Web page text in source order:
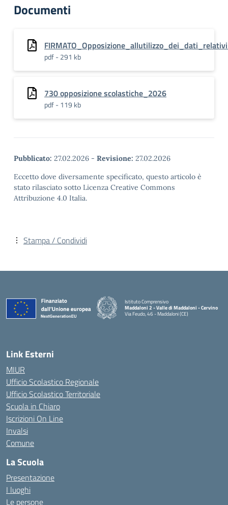
Documenti
pdf - 291 kb
730 opposizione scolastiche_2026
pdf - 119 kb
Pubblicato: 27.02.2026 - Revisione: 27.02.2026
Eccetto dove diversamente specificato, questo articolo è
stato rilasciato sotto Licenza Creative Commons
Attribuzione 4.0 Italia.
Stampa / Condividi
Istituto Comprensivo
Maddaloni 2 - Valle di Maddaloni - Cervino
Via Feudo, 46 - Maddaloni (CE)
Link Esterni
MIUR
Ufficio Scolastico Regionale
Ufficio Scolastico Territoriale
Scuola in Chiaro
Iscrizioni On Line
Invalsi
Comune
La Scuola
Presentazione
I luoghi
Le persone